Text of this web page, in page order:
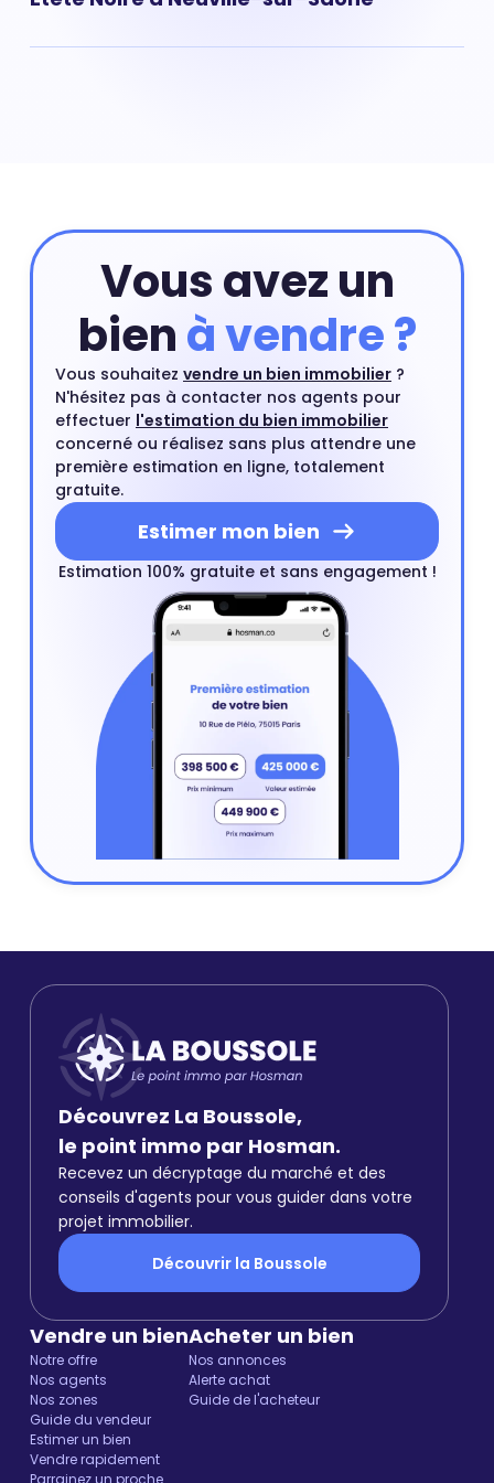
accentuée. Les prix ont par conséquent augmenté. Prix
Vous avez un
bienà vendre ?
Vous souhaitez vendre un bien immobilier ?
N'hésitez pas à contacter nos agents pour
effectuer l'estimation du bien immobilier
concerné ou réalisez sans plus attendre une
première estimation en ligne, totalement
gratuite.
Estimer mon bien
Estimation 100% gratuite et sans engagement !
Découvrez La Boussole,
le point immo par Hosman.
Recevez un décryptage du marché et des
conseils d'agents pour vous guider dans votre
projet immobilier.
Découvrir la Boussole
Vendre un bien
Notre offre
Nos agents
Nos zones
Guide du vendeur
Estimer un bien
Vendre rapidement
Parrainez un proche
Acheter un bien
Nos annonces
Alerte achat
Guide de l'acheteur